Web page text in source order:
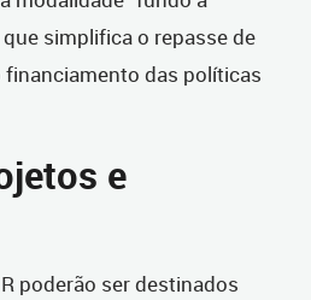
simplifica o repasse de
das políticas
e
poderão ser destinados